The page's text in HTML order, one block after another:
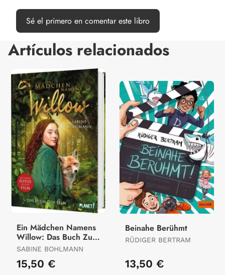
Sé el primero en comentar este libro
Artículos relacionados
Ein Mädchen Namens
Willow: Das Buch Zum
Film
SABINE BOHLMANN
15,50 €
Beinahe Berühmt
RÜDIGER BERTRAM
13,50 €